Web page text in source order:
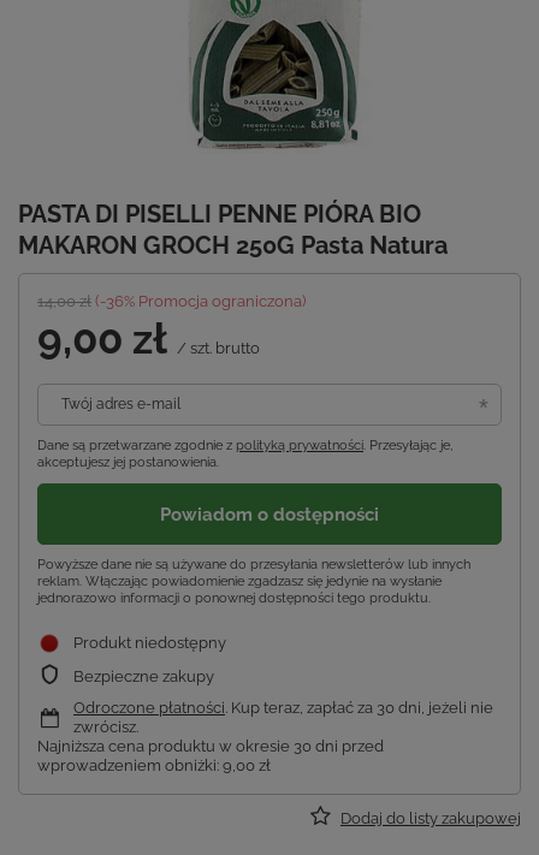
PASTA DI PISELLI PENNE PIÓRA BIO
MAKARON GROCH 250G Pasta Natura
14,00 zł (-36% Promocja ograniczona)
9,00 zł / szt. brutto
Twój adres e-mail
Dane są przetwarzane zgodnie z polityką prywatności. Przesyłając je,
akceptujesz jej postanowienia.
Powiadom o dostępności
Powyższe dane nie są używane do przesyłania newsletterów lub innych
reklam. Włączając powiadomienie zgadzasz się jedynie na wysłanie
jednorazowo informacji o ponownej dostępności tego produktu.
Produkt niedostępny
Bezpieczne zakupy
Odroczone płatności. Kup teraz, zapłać za 30 dni, jeżeli nie
zwrócisz.
Najniższa cena produktu w okresie 30 dni przed
wprowadzeniem obniżki: 9,00 zł
Dodaj do listy zakupowej